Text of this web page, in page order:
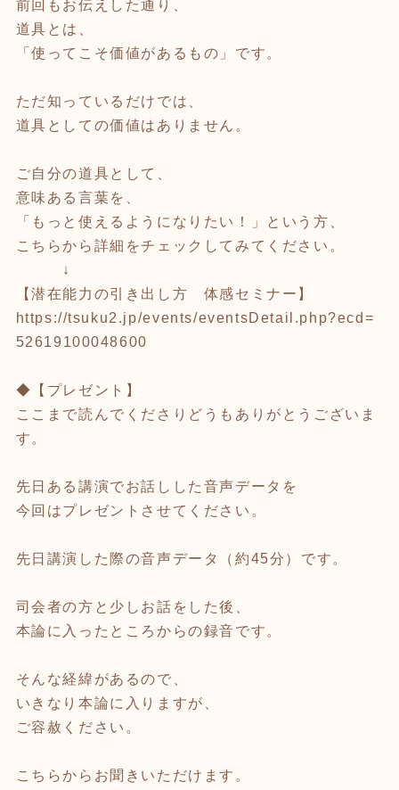
前回もお伝えした通り、
道具とは、
「使ってこそ価値があるもの」です。
ただ知っているだけでは、
道具としての価値はありません。
ご自分の道具として、
意味ある言葉を、
「もっと使えるようになりたい！」という方、
こちらから詳細をチェックしてみてください。
↓
【潜在能力の引き出し方 体感セミナー】
https://tsuku2.jp/events/eventsDetail.php?ecd=
52619100048600
◆【プレゼント】
ここまで読んでくださりどうもありがとうございま
す。
先日ある講演でお話しした音声データを
今回はプレゼントさせてください。
先日講演した際の音声データ（約45分）です。
司会者の方と少しお話をした後、
本論に入ったところからの録音です。
そんな経緯があるので、
いきなり本論に入りますが、
ご容赦ください。
こちらからお聞きいただけます。